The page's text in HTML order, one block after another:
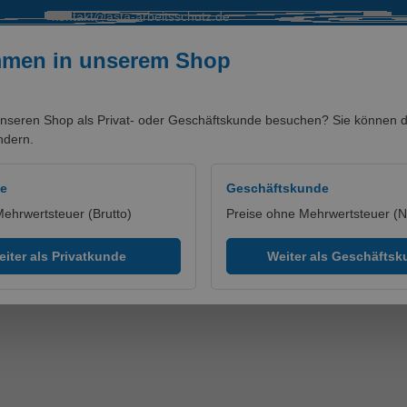
kontakt@asta-arbeitsschutz.de
in unserem Shop
Shop als Privat- oder Geschäftskunde besuchen? Sie können
(Brutto)
als Privatkunde
Geschäftskunde
Preise ohne Mehrwertsteuer
Weiter als
Luftbefeuchter